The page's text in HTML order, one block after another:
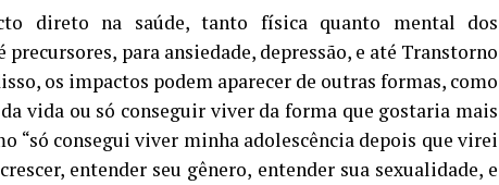
direto na saúde, tanto física quanto mental dos
para ansiedade, depressão, e até Transtorno
os impactos podem aparecer de outras formas, como
vida ou só conseguir viver da forma que gostaria mais
“só consegui viver minha adolescência depois que virei
entender seu gênero, entender sua sexualidade, e